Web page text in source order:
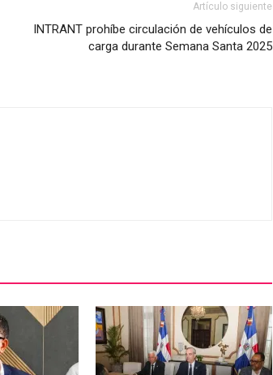
Artículo siguiente
INTRANT prohíbe circulación de vehículos de
carga durante Semana Santa 2025